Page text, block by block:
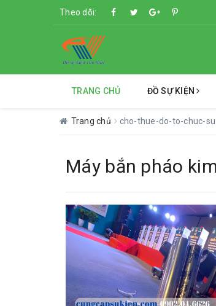
Theo dõi:
TRANG CHỦ ĐỒ SỰ KIỆN
Trang chủ cho-thue-do-to-chuc-
Máy bắn pháo